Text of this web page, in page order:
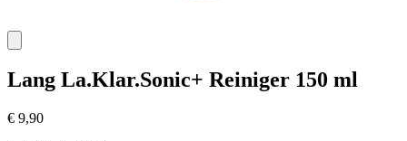
Lang La.Klar.Sonic+ Reiniger 150 ml
€ 9,90